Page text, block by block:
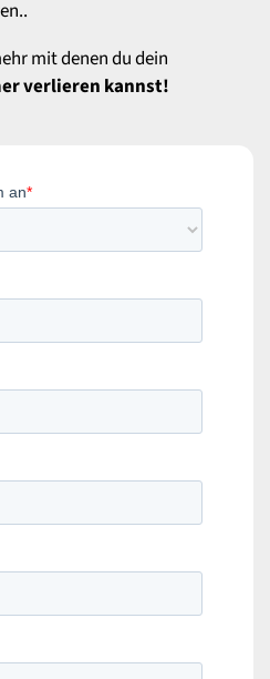
mit denen du dein
verlieren kannst!